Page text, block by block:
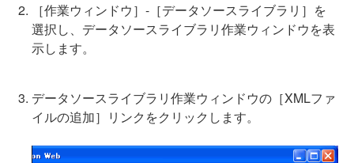
［作業ウィンドウ］-［データソースライブラリ］を
選択し、データソースライブラリ作業ウィンドウを表
示します。
データソースライブラリ作業ウィンドウの［XMLファ
イルの追加］リンクをクリックします。